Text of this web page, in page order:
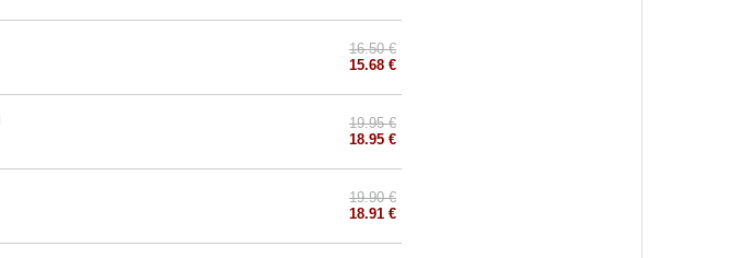
16.50 €
15.68 €
19.95 €
18.95 €
19.90 €
18.91 €